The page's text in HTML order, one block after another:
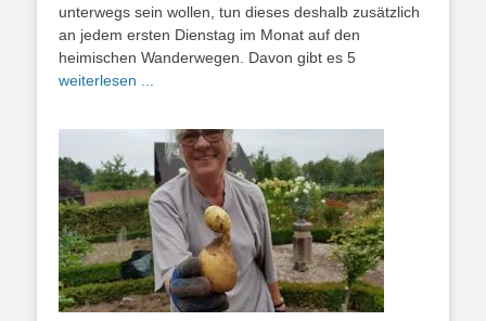
unterwegs sein wollen, tun dieses deshalb zusätzlich
an jedem ersten Dienstag im Monat auf den
heimischen Wanderwegen. Davon gibt es 5
weiterlesen ...